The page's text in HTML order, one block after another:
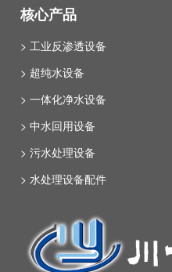
核心产品
> 工业反渗透设备
> 超纯水设备
> 一体化净水设备
> 中水回用设备
> 污水处理设备
> 水处理设备配件